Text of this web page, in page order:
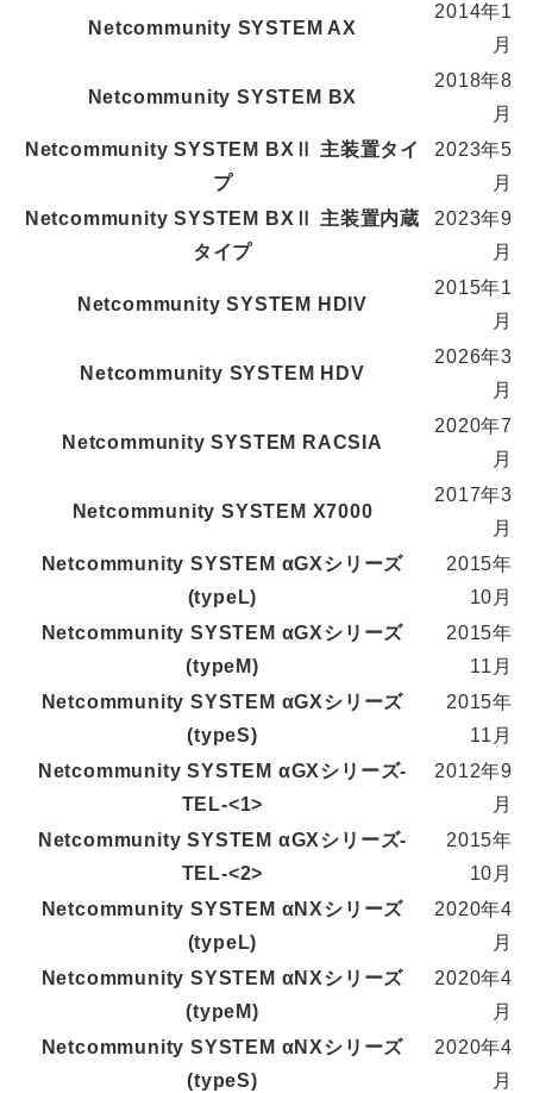
Netcommunity SYSTEM AX
2014年1
月
Netcommunity SYSTEM BX
2018年8
月
Netcommunity SYSTEM BXⅡ 主装置タイ
プ
2023年5
月
Netcommunity SYSTEM BXⅡ 主装置内蔵
タイプ
2023年9
月
Netcommunity SYSTEM HDIV
2015年1
月
Netcommunity SYSTEM HDV
2026年3
月
Netcommunity SYSTEM RACSIA
2020年7
月
Netcommunity SYSTEM X7000
2017年3
月
Netcommunity SYSTEM αGXシリーズ
(typeL)
2015年
10月
Netcommunity SYSTEM αGXシリーズ
(typeM)
2015年
11月
Netcommunity SYSTEM αGXシリーズ
(typeS)
2015年
11月
Netcommunity SYSTEM αGXシリーズ-
TEL-<1>
2012年9
月
Netcommunity SYSTEM αGXシリーズ-
TEL-<2>
2015年
10月
Netcommunity SYSTEM αNXシリーズ
(typeL)
2020年4
月
Netcommunity SYSTEM αNXシリーズ
(typeM)
2020年4
月
Netcommunity SYSTEM αNXシリーズ
(typeS)
2020年4
月